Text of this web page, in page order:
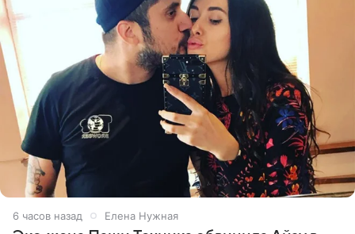
6 часов назад Елена Нужная